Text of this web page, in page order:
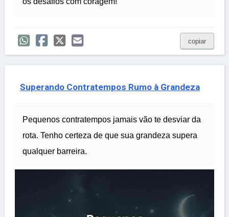
copiar
Superando Contratempos Rumo à Grandeza
Pequenos contratempos jamais vão te desviar da
rota. Tenho certeza de que sua grandeza supera
qualquer barreira.